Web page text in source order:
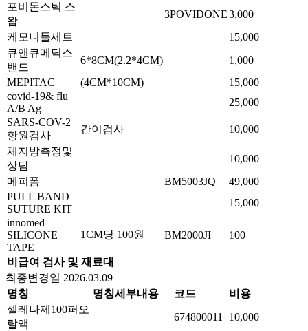
비급여 검사 및 재료대
포비돈스틱 스
왑
3POVIDONE3,000
케모니들세트
15,000
큐앤큐메딕스
밴드
6*8CM(2.2*4CM)
1,000
MEPITAC
(4CM*10CM)
15,000
covid-19& flu
A/B Ag
25,000
SARS-COV-2
항원검사
간이검사
10,000
체지방측정및
상담
10,000
메피폼
BM5003JQ
49,000
PULL BAND
SUTURE KIT
15,000
innomed
SILICONE
TAPE
1CM당 100원 BM2000JI 100
최종변경일 2026.03.09
명칭
명칭세부내용 코드
비용
셀레나제100퍼오
랄액
674800011
10,000